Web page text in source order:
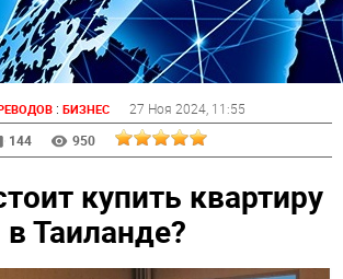
: БИЗНЕС 27 Ноя 2024, 11:55
144
950
купить квартиру
в Таиланде?